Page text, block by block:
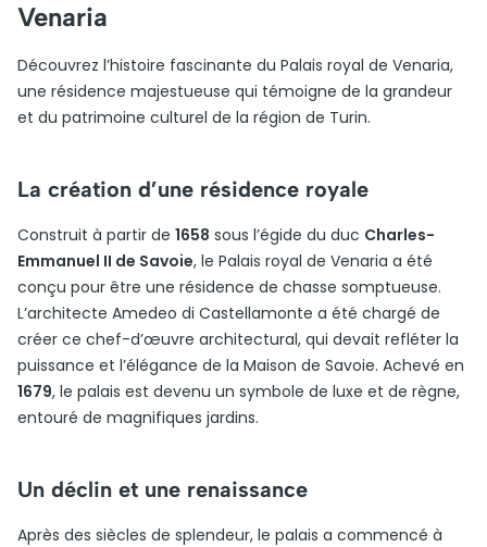
Venaria
Découvrez l’histoire fascinante du Palais royal de Venaria,
une résidence majestueuse qui témoigne de la grandeur
et du patrimoine culturel de la région de Turin.
La création d’une résidence royale
Construit à partir de 1658 sous l’égide du duc Charles-
Emmanuel II de Savoie, le Palais royal de Venaria a été
conçu pour être une résidence de chasse somptueuse.
L’architecte Amedeo di Castellamonte a été chargé de
créer ce chef-d’œuvre architectural, qui devait refléter la
puissance et l’élégance de la Maison de Savoie. Achevé en
1679, le palais est devenu un symbole de luxe et de règne,
entouré de magnifiques jardins.
Un déclin et une renaissance
Après des siècles de splendeur, le palais a commencé à